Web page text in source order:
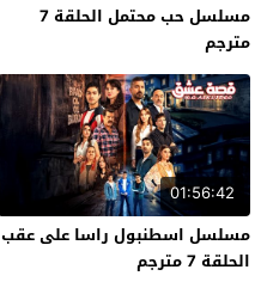
مسلسل حب محتمل الحلقة 7
مترجم
01:56:42
مسلسل اسطنبول راسا على عقب
الحلقة 7 مترجم